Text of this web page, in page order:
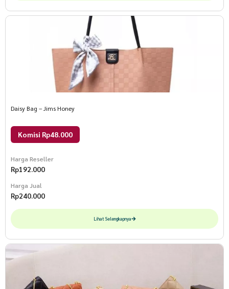
Daisy Bag – Jims Honey
Komisi Rp48.000
Harga Reseller
Rp192.000
Harga Jual
Rp240.000
Lihat Selengkapnya